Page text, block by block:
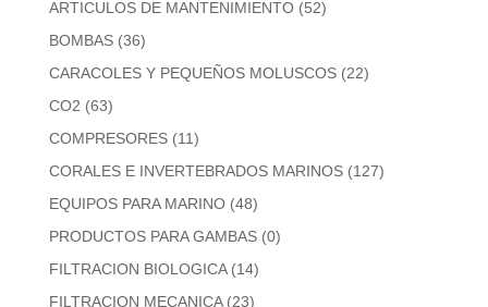
ARTICULOS DE MANTENIMIENTO (52)
BOMBAS (36)
CARACOLES Y PEQUEÑOS MOLUSCOS (22)
CO2 (63)
COMPRESORES (11)
CORALES E INVERTEBRADOS MARINOS (127)
EQUIPOS PARA MARINO (48)
PRODUCTOS PARA GAMBAS (0)
FILTRACION BIOLOGICA (14)
FILTRACION MECANICA (23)